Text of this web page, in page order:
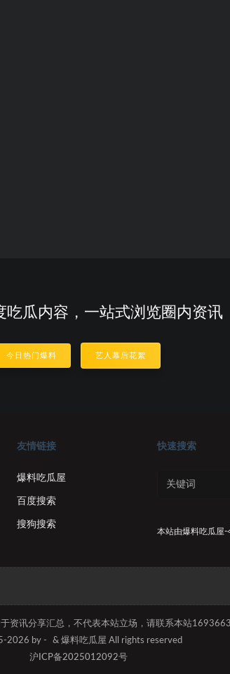
吃瓜内容，一站式浏览圈内资讯
今日热门爆料 艺人幕后花絮
友情链接
爆料吃瓜屋
百度搜索
搜狗搜索
快速搜索
本站由爆料吃瓜屋-
资讯分享汇总，不代表本站立场，请联系本站
2026 by -
& 爆料吃瓜屋 All rights reserved
沪ICP备2025012092号